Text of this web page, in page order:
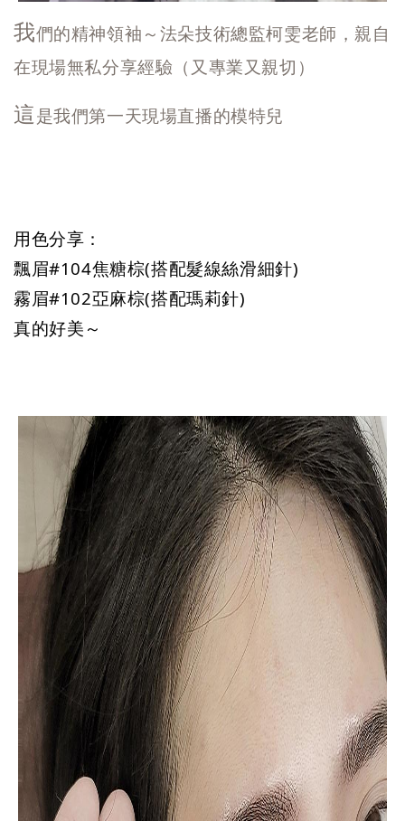
我們的精神領袖～法朵技術總監柯雯老師，親自
在現場無私分享經驗（又專業又親切）
這是我們第一天現場直播的模特兒
用色分享：
飄眉#104焦糖棕(搭配髮線絲滑細針)
霧眉#102亞麻棕(搭配瑪莉針)
真的好美～